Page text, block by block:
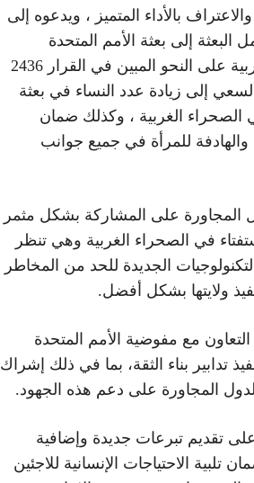
بالأداء المتميز ، ويدعوه إلى
إلى بعثة الأمم المتحدة
للاستفتاء في الصحراء الغربية على النحو المبين في القرار 2436
السعي إلى زيادة عدد النساء في بعثة
الصحراء الغربية ، وكذلك ضمان
والهادفة للمرأة في جميع جوانب
المجاورة على المشاركة بشكل مثمر
في الصحراء الغربية وهي تنظر
الجديدة للحد من المخاطر
ولايتها بشكل أفضل.
مع مفوضية الأمم المتحدة
تدابير بناء الثقة، بما في ذلك إشراك
المجاورة على دعم هذه الجهود.
على تقديم تبرعات جديدة وإضافية
تلبية الاحتياجات الإنسانية للاجئين